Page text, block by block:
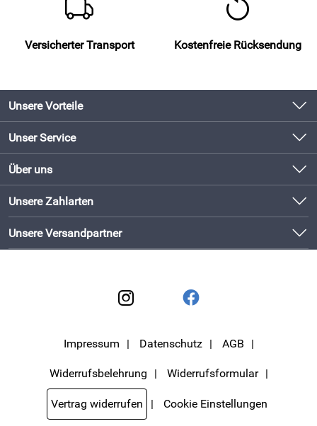
Versicherter Transport Kostenfreie Rücksendung
Unsere Vorteile
Produkte original und direkt vom Hersteller
Bewährte Qualität
Bestellen und direkt beim Hersteller abholen!
Unser Service
Kontakt
Newsletter
Lieferbedingungen
Kundenlogin
Über uns
Unsere Bestseller
Neu
Unsere Zahlarten
Unsere Versandpartner
Impressum Datenschutz AGB
Widerrufsbelehrung Widerrufsformular
Vertrag widerrufen Cookie Einstellungen